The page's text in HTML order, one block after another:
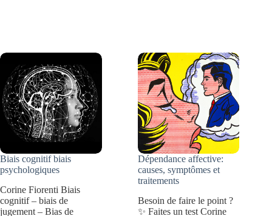
guide
des
10
différents
types
Symptômes
et
traitement
Biais cognitif biais
psychologiques
Corine Fiorenti Biais
cognitif – biais de
jugement – Bias de
Dépendance affective:
causes, symptômes et
traitements
Besoin de faire le point ?
✨ Faites un test Corine